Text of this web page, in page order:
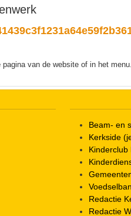
van de website of in het
Beam- en
Kerkside
Kinderclub
Redactie
Redactie